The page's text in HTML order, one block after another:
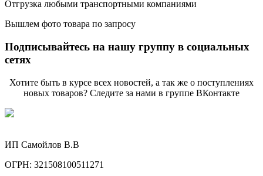
Отгрузка любыми транспортными компаниями
Вышлем фото товара по запросу
Подписывайтесь на нашу группу в социальных
сетях
Хотите быть в курсе всех новостей, а так же о поступлениях
новых товаров? Следите за нами в группе ВКонтакте
ИП Самойлов В.В
ОГРН: 321508100511271